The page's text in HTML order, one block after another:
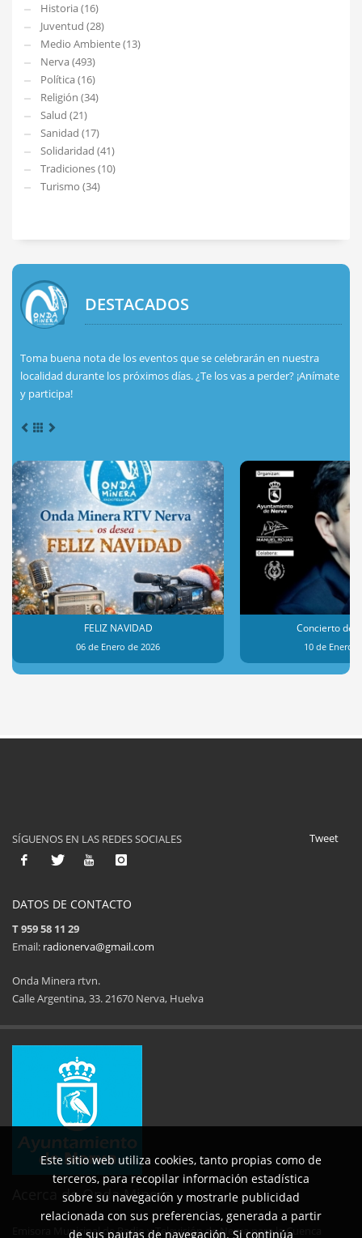
Historia (16)
Juventud (28)
Medio Ambiente (13)
Nerva (493)
Política (16)
Religión (34)
Salud (21)
Sanidad (17)
Solidaridad (41)
Tradiciones (10)
Turismo (34)
DESTACADOS
Toma buena nota de los eventos que se celebrarán en nuestra
localidad durante los próximos días. ¿Te los vas a perder? ¡Anímate
y participa!
FELIZ NAVIDAD
06 de Enero de 2026
Concierto de
10 de Enero
11ª Feria del Jamón 34 Memorial
Tweet
SÍGUENOS EN LAS REDES SOCIALES
DATOS DE CONTACTO
T 959 58 11 29
Email: radionerva@gmail.com
Onda Minera rtvn.
Calle Argentina, 33. 21670 Nerva, Huelva
Acerca de Onda Minera
Emisora Municipal de Radio y Televisión de Nerva para la Cuenca
Este sitio web utiliza cookies, tanto propias como de
terceros, para recopilar información estadística
sobre su navegación y mostrarle publicidad
relacionada con sus preferencias, generada a partir
de sus pautas de navegación. Si continúa